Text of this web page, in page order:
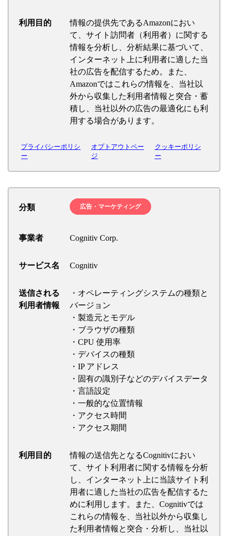
利用目的
情報の提供先であるAmazonにおい
て、サイト訪問者（利用者）に関する
情報を分析し、分析結果に基づいて、
インターネット上に利用者に適した当
社の広告を配信するため。また、
Amazonではこれらの情報を、当社以
外から収集した利用者情報と突合・蓄
積し、当社以外の広告の最適化にも利
用する場合があります。
プライバシーポリシ
ー
オプトアウトペー
ジ
クッキーポリシ
ー
分類 広告・マーケティング
事業者 Cognitiv Corp.
サービス名 Cognitiv
送信される
利用者情報
・オペレーティングシステムの種類と
バージョン
・製造元とモデル
・ブラウザの種類
・CPU 使用率
・デバイスの種類
・IP アドレス
・固有の識別子などのデバイスデータ
・言語設定
・一般的な位置情報
・アクセス時間
・アクセス期間
利用目的
情報の送信先となるCognitivにおい
て、サイト利用者に関する情報を分析
し、インターネット上に当該サイト利
用者に適した当社の広告を配信するた
めに利用します。また、Cognitivでは
これらの情報を、当社以外から収集し
た利用者情報と突合・分析し、当社以